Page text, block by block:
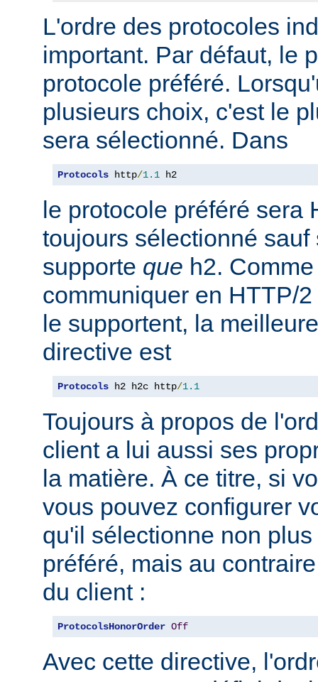
L'ordre des protocoles
important. Par défaut, le
protocole préféré.
plusieurs choix, c'est le
sera sélectionné. Dans
Protocols http/1.1 h2
le protocole préféré sera
toujours sélectionné sauf
supporte que h2.
communiquer en HTTP/
le supportent, la
directive est
Protocols h2 h2c http/1.1
Toujours à propos de
client a lui aussi ses
la matière. À ce titre, si
vous pouvez configurer
qu'il sélectionne non
préféré, mais au
du client :
ProtocolsHonorOrder Off
Avec cette directive,